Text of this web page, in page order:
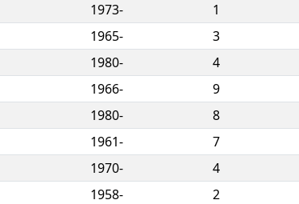
1973-
1
1965-
3
1980-
4
1966-
9
1980-
8
1961-
7
1970-
4
1958-
2